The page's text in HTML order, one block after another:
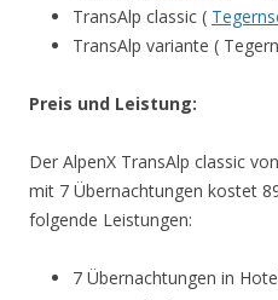
TransAlp classic (
TransAlp variante (
Preis und Leistung:
Der AlpenX TransAlp classic
mit 7 Übernachtungen kostet
folgende Leistungen:
7 Übernachtungen in